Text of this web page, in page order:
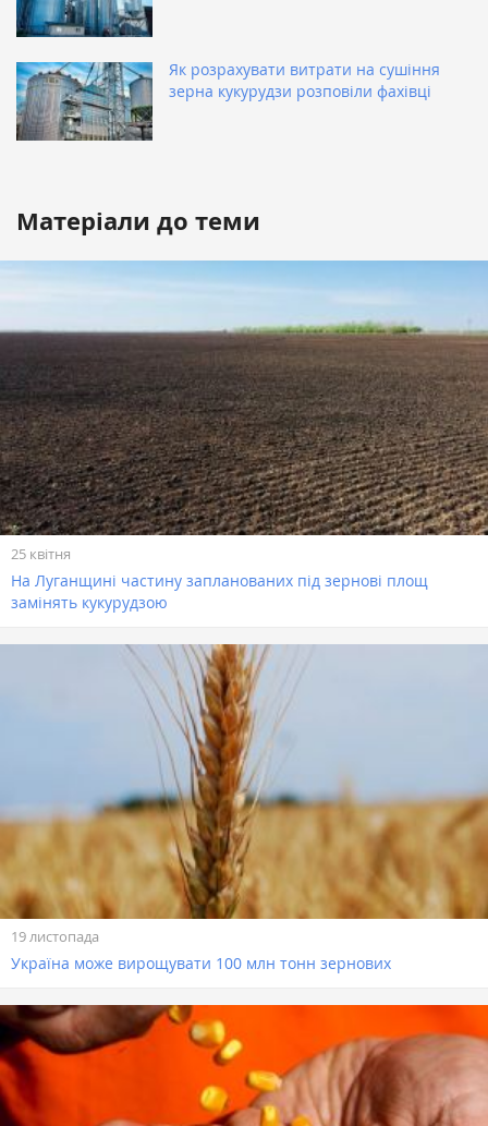
Як розрахувати витрати на сушіння
зерна кукурудзи розповіли фахівці
Матеріали до теми
25 квітня
На Луганщині частину запланованих під зернові площ
замінять кукурудзою
19 листопада
Україна може вирощувати 100 млн тонн зернових